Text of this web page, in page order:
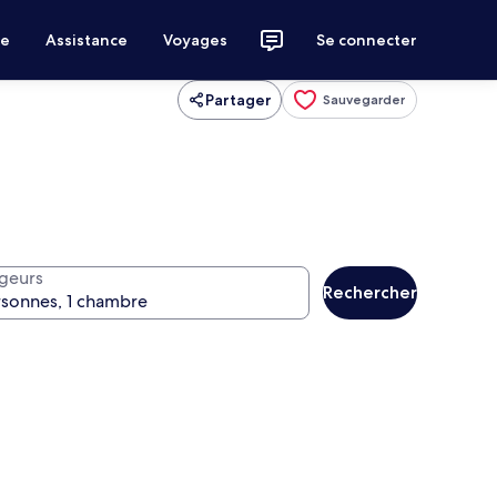
Assistance Voyages Se connecter
Partager Sauvegarder
Rechercher